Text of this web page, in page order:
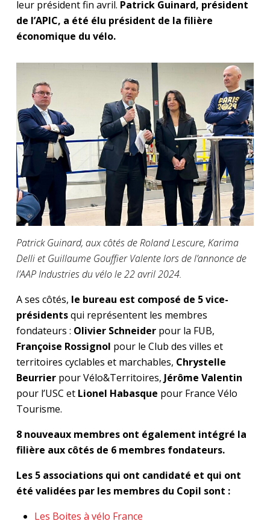
leur président fin avril. Patrick Guinard, président
de l’APIC, a été élu président de la filière
économique du vélo.
Patrick Guinard, aux côtés de Roland Lescure, Karima
Delli et Guillaume Gouffier Valente lors de l’annonce de
l’AAP Industries du vélo le 22 avril 2024.
A ses côtés, le bureau est composé de 5 vice-
présidentsqui représentent les membres
fondateurs : Olivier Schneiderpour la FUB,
Françoise Rossignol pour le Club des villes et
territoires cyclables et marchables, Chrystelle
Beurrierpour Vélo&Territoires, Jérôme Valentin
pour l’USC et Lionel Habasque pour France Vélo
Tourisme.
8 nouveaux membres ont également intégré la
filière aux côtés de 6 membres fondateurs.
Les 5 associations qui ont candidaté et qui ont
été validées par les membres du Copil sont :
Les Boites à vélo France